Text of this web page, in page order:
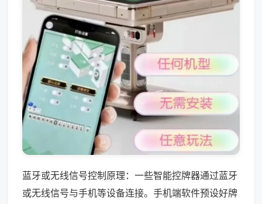
蓝牙或无线信号控制原理：一些智能控牌器通过蓝牙
或无线信号与手机等设备连接。手机端软件预设好牌